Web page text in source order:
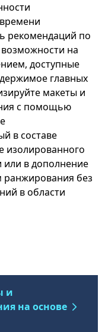
рекомендаций по
на
доступные
главных
макеты и
с помощью
в составе
изолированного
или в дополнение
без
в области
и
на основе